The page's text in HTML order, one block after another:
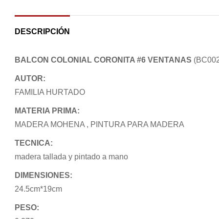
DESCRIPCIÓN
BALCON COLONIAL CORONITA #6 VENTANAS
AUTOR:
FAMILIA HURTADO
MATERIA PRIMA:
MADERA MOHENA , PINTURA PARA MADERA
TECNICA:
madera tallada y pintado a mano
DIMENSIONES:
24.5cm*19cm
PESO: